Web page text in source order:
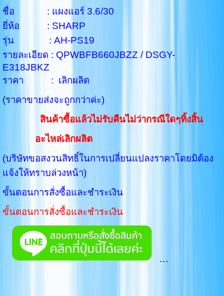
ชื่อ : แผงแอร์ 3.6/30
ยี่ห้อ : SHARP
รุ่น : AH-PS19
รายละเอียด : QPWBFB660JBZZ / DSGY-
E318JBKZ
ราคา : เลิกผลิต
(ราคาขายส่งจะถูกกว่าค่ะ)
สินค้าซื้อแล้วไม่รับคืนไม่ว่ากรณีใดๆทิ้งสิ้น
อะไหล่เลิกผลิต
(บริษัทขอสงวนสิทธิ์ในการเปลี่ยนแปลงราคาโดยมิต้อง
แจ้งให้ทราบล่วงหน้า)
ขั้นตอนการสั่งซื้อและชำระเงิน
ขั้นตอนการสั่งซื้อและชำระเงิน
…